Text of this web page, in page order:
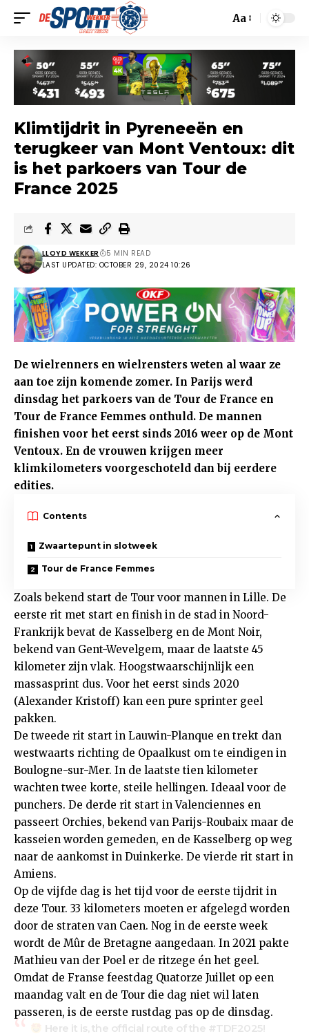
Aa
Klimtijdrit in Pyreneeën en
terugkeer van Mont Ventoux: dit
is het parkoers van Tour de
France 2025
LAST UPDATED: OCTOBER 29, 2024 10:26
LLOYD WEKKER 5 MIN READ
De wielrenners en wielrensters weten al waar ze
aan toe zijn komende zomer. In Parijs werd
dinsdag het parkoers van de Tour de France en
Tour de France Femmes onthuld. De mannen
finishen voor het eerst sinds 2016 weer op de Mont
Ventoux. En de vrouwen krijgen meer
klimkilometers voorgeschoteld dan bij eerdere
edities.
Contents
Zwaartepunt in slotweek
Tour de France Femmes
Zoals bekend start de Tour voor mannen in Lille. De
eerste rit met start en finish in de stad in Noord-
Frankrijk bevat de Kasselberg en de Mont Noir,
bekend van Gent-Wevelgem, maar de laatste 45
kilometer zijn vlak. Hoogstwaarschijnlijk een
massasprint dus. Voor het eerst sinds 2020
(Alexander Kristoff) kan een pure sprinter geel
pakken.
De tweede rit start in Lauwin-Planque en trekt dan
westwaarts richting de Opaalkust om te eindigen in
Boulogne-sur-Mer. In de laatste tien kilometer
wachten twee korte, steile hellingen. Ideaal voor de
punchers. De derde rit start in Valenciennes en
passeert Orchies, bekend van Parijs-Roubaix maar de
kasseien worden gemeden, en de Kasselberg op weg
naar de aankomst in Duinkerke. De vierde rit start in
Amiens.
Op de vijfde dag is het tijd voor de eerste tijdrit in
deze Tour. 33 kilometers moeten er afgelegd worden
door de straten van Caen. Nog in de eerste week
wordt de Mûr de Bretagne aangedaan. In 2021 pakte
Mathieu van der Poel er de ritzege én het geel.
Omdat de Franse feestdag Quatorze Juillet op een
maandag valt en de Tour die dag niet wil laten
passeren, is de eerste rustdag pas op de dinsdag.
Here it is, the official route of the #TDF2025!